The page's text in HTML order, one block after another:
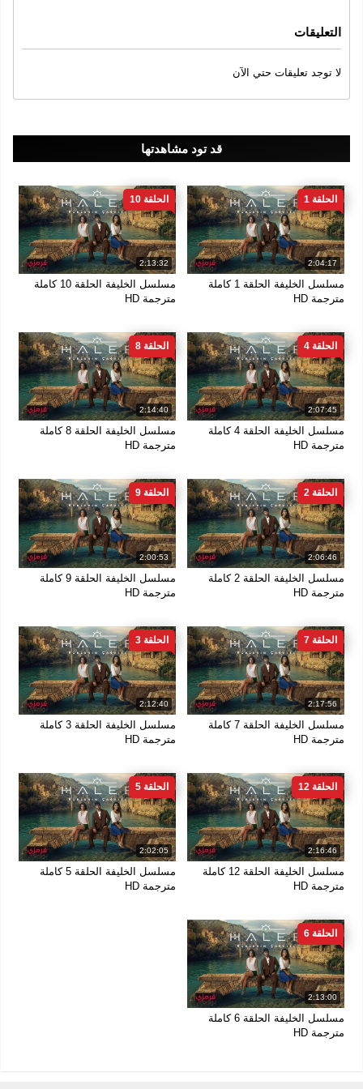
التعليقات
لا توجد تعليقات حتي الآن
قد تود مشاهدتها
2:04:17
الحلقة 1
مسلسل الخليفة الحلقة 1 كاملة
مترجمة HD
2:13:32
الحلقة 10
مسلسل الخليفة الحلقة 10 كاملة
مترجمة HD
2:07:45
الحلقة 4
مسلسل الخليفة الحلقة 4 كاملة
مترجمة HD
2:14:40
الحلقة 8
مسلسل الخليفة الحلقة 8 كاملة
مترجمة HD
2:06:46
الحلقة 2
مسلسل الخليفة الحلقة 2 كاملة
مترجمة HD
2:00:53
الحلقة 9
مسلسل الخليفة الحلقة 9 كاملة
مترجمة HD
2:17:56
الحلقة 7
مسلسل الخليفة الحلقة 7 كاملة
مترجمة HD
2:12:40
الحلقة 3
مسلسل الخليفة الحلقة 3 كاملة
مترجمة HD
2:16:46
الحلقة 12
مسلسل الخليفة الحلقة 12 كاملة
مترجمة HD
2:02:05
الحلقة 5
مسلسل الخليفة الحلقة 5 كاملة
مترجمة HD
2:13:00
الحلقة 6
مسلسل الخليفة الحلقة 6 كاملة
مترجمة HD